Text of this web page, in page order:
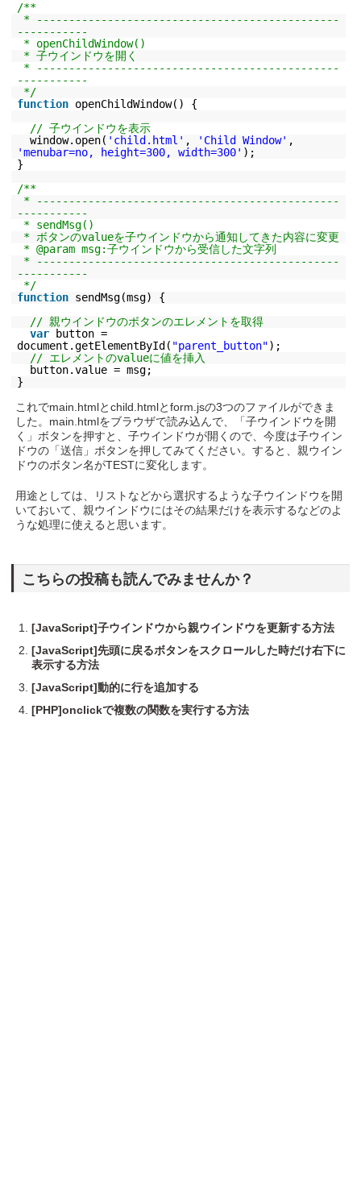
/**
* -----------------------------------------------
-----------
* openChildWindow()
* 子ウインドウを開く
* -----------------------------------------------
-----------
*/
function openChildWindow() {
// 子ウインドウを表示
window.open( 'child.html' , 'Child Window' ,
'menubar=no, height=300, width=300' );
}
/**
* -----------------------------------------------
-----------
* sendMsg()
* ボタンのvalueを子ウインドウから通知してきた内容に変更
* @param msg:子ウインドウから受信した文字列
* -----------------------------------------------
-----------
*/
function sendMsg(msg) {
// 親ウインドウのボタンのエレメントを取得
var
button =
document.getElementById( "parent_button");
// エレメントのvalueに値を挿入
button.value = msg;
}
これでmain.htmlとchild.htmlとform.jsの3つのファイルができま
した。main.htmlをブラウザで読み込んで、「子ウインドウを開
く」ボタンを押すと、子ウインドウが開くので、今度は子ウイン
ドウの「送信」ボタンを押してみてください。すると、親ウイン
ドウのボタン名がTESTに変化します。
用途としては、リストなどから選択するような子ウインドウを開
いておいて、親ウインドウにはその結果だけを表示するなどのよ
うな処理に使えると思います。
こちらの投稿も読んでみませんか？
[JavaScript]子ウインドウから親ウインドウを更新する方法
[JavaScript]先頭に戻るボタンをスクロールした時だけ右下に
表示する方法
[JavaScript]動的に行を追加する
[PHP]onclickで複数の関数を実行する方法